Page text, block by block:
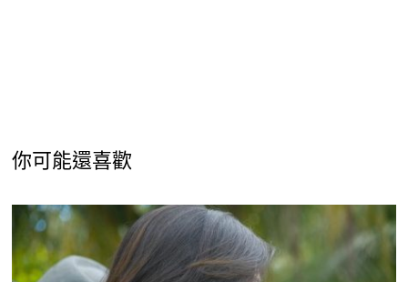
你可能還喜歡